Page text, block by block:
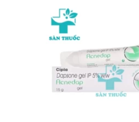
Đau xương
Táo bón
Bệnh tiêu chảy
Viêm miệng
Phát ban